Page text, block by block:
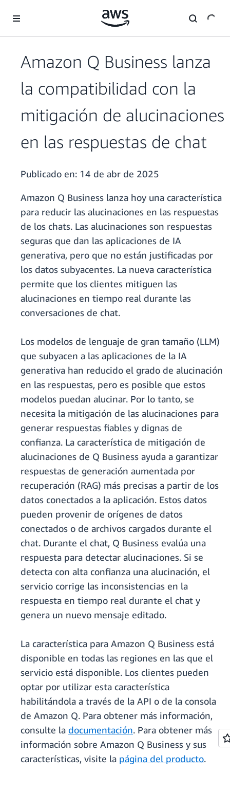
Amazon Q Business lanza
la compatibilidad con la
mitigación de alucinaciones
en las respuestas de chat
Publicado en: 14 de abr de 2025
Amazon Q Business lanza hoy una característica
para reducir las alucinaciones en las respuestas
de los chats. Las alucinaciones son respuestas
seguras que dan las aplicaciones de IA
generativa, pero que no están justificadas por
los datos subyacentes. La nueva característica
permite que los clientes mitiguen las
alucinaciones en tiempo real durante las
conversaciones de chat.
Los modelos de lenguaje de gran tamaño (LLM)
que subyacen a las aplicaciones de la IA
generativa han reducido el grado de alucinación
en las respuestas, pero es posible que estos
modelos puedan alucinar. Por lo tanto, se
necesita la mitigación de las alucinaciones para
generar respuestas fiables y dignas de
confianza. La característica de mitigación de
alucinaciones de Q Business ayuda a garantizar
respuestas de generación aumentada por
recuperación (RAG) más precisas a partir de los
datos conectados a la aplicación. Estos datos
pueden provenir de orígenes de datos
conectados o de archivos cargados durante el
chat. Durante el chat, Q Business evalúa una
respuesta para detectar alucinaciones. Si se
detecta con alta confianza una alucinación, el
servicio corrige las inconsistencias en la
respuesta en tiempo real durante el chat y
genera un nuevo mensaje editado.
La característica para Amazon Q Business está
disponible en todas las regiones en las que el
servicio está disponible. Los clientes pueden
optar por utilizar esta característica
habilitándola a través de la API o de la consola
de Amazon Q. Para obtener más información,
consulte la documentación. Para obtener más
información sobre Amazon Q Business y sus
características, visite la página del producto.